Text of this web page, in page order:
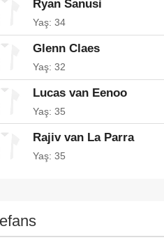
Ryan Sanusi
Yaş: 34
Glenn Claes
Yaş: 32
Lucas van Eenoo
Yaş: 35
Rajiv van La Parra
Yaş: 35